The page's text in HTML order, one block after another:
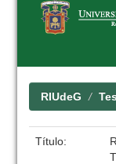
RIUdeG
Título: